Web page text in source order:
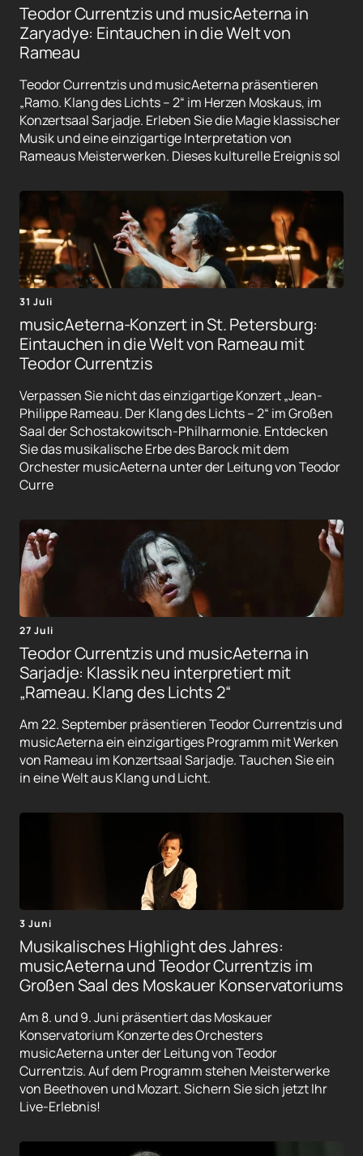
Teodor Currentzis und musicAeterna in
Zaryadye: Eintauchen in die Welt von
Rameau
Teodor Currentzis und musicAeterna präsentieren
„Ramo. Klang des Lichts – 2“ im Herzen Moskaus, im
Konzertsaal Sarjadje. Erleben Sie die Magie klassischer
Musik und eine einzigartige Interpretation von
Rameaus Meisterwerken. Dieses kulturelle Ereignis sol
31 Juli
musicAeterna-Konzert in St. Petersburg:
Eintauchen in die Welt von Rameau mit
Teodor Currentzis
Verpassen Sie nicht das einzigartige Konzert „Jean-
Philippe Rameau. Der Klang des Lichts – 2“ im Großen
Saal der Schostakowitsch-Philharmonie. Entdecken
Sie das musikalische Erbe des Barock mit dem
Orchester musicAeterna unter der Leitung von Teodor
Curre
27 Juli
Teodor Currentzis und musicAeterna in
Sarjadje: Klassik neu interpretiert mit
„Rameau. Klang des Lichts 2“
Am 22. September präsentieren Teodor Currentzis und
musicAeterna ein einzigartiges Programm mit Werken
von Rameau im Konzertsaal Sarjadje. Tauchen Sie ein
in eine Welt aus Klang und Licht.
3 Juni
Musikalisches Highlight des Jahres:
musicAeterna und Teodor Currentzis im
Großen Saal des Moskauer Konservatoriums
Am 8. und 9. Juni präsentiert das Moskauer
Konservatorium Konzerte des Orchesters
musicAeterna unter der Leitung von Teodor
Currentzis. Auf dem Programm stehen Meisterwerke
von Beethoven und Mozart. Sichern Sie sich jetzt Ihr
Live-Erlebnis!